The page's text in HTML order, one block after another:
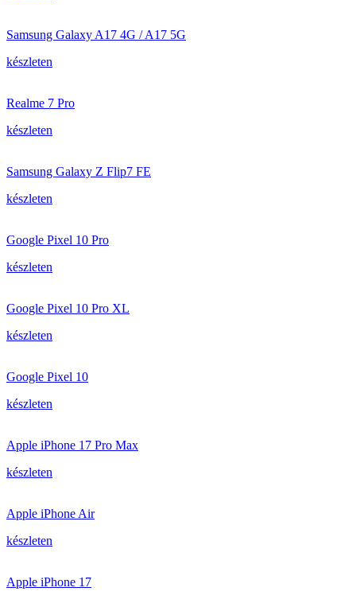
Samsung Galaxy A17 4G / A17 5G
készleten
Realme 7 Pro
készleten
Samsung Galaxy Z Flip7 FE
készleten
Google Pixel 10 Pro
készleten
Google Pixel 10 Pro XL
készleten
Google Pixel 10
készleten
Apple iPhone 17 Pro Max
készleten
Apple iPhone Air
készleten
Apple iPhone 17